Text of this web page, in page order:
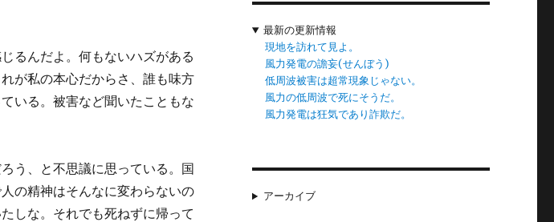
るんだよ。何もないハズがある
が私の本心だからさ、誰も味方
いる。被害など聞いたこともな
う、と不思議に思っている。国
の精神はそんなに変わらないの
しな。それでも死ねずに帰って
最新の更新情報
現地を訪れて見よ。
風力発電の譫妄(せんぼう)
低周波被害は超常現象じゃない。
風力の低周波で死にそうだ。
風力発電は狂気であり詐欺だ。
アーカイブ